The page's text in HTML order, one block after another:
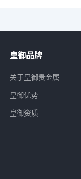
皇御品牌
关于皇御贵金属
皇御优势
皇御资质